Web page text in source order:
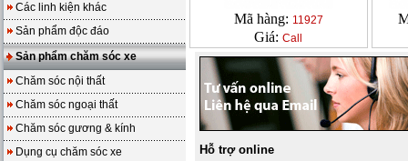
Các linh kiện khác
Sản phẩm độc đáo
Sản phẩm chăm sóc xe
Chăm sóc nội thất
Chăm sóc ngoại thất
Chăm sóc gương & kính
Dụng cụ chăm sóc xe
Mã hàng: 11927
Giá:Call
Hỗ trợ online